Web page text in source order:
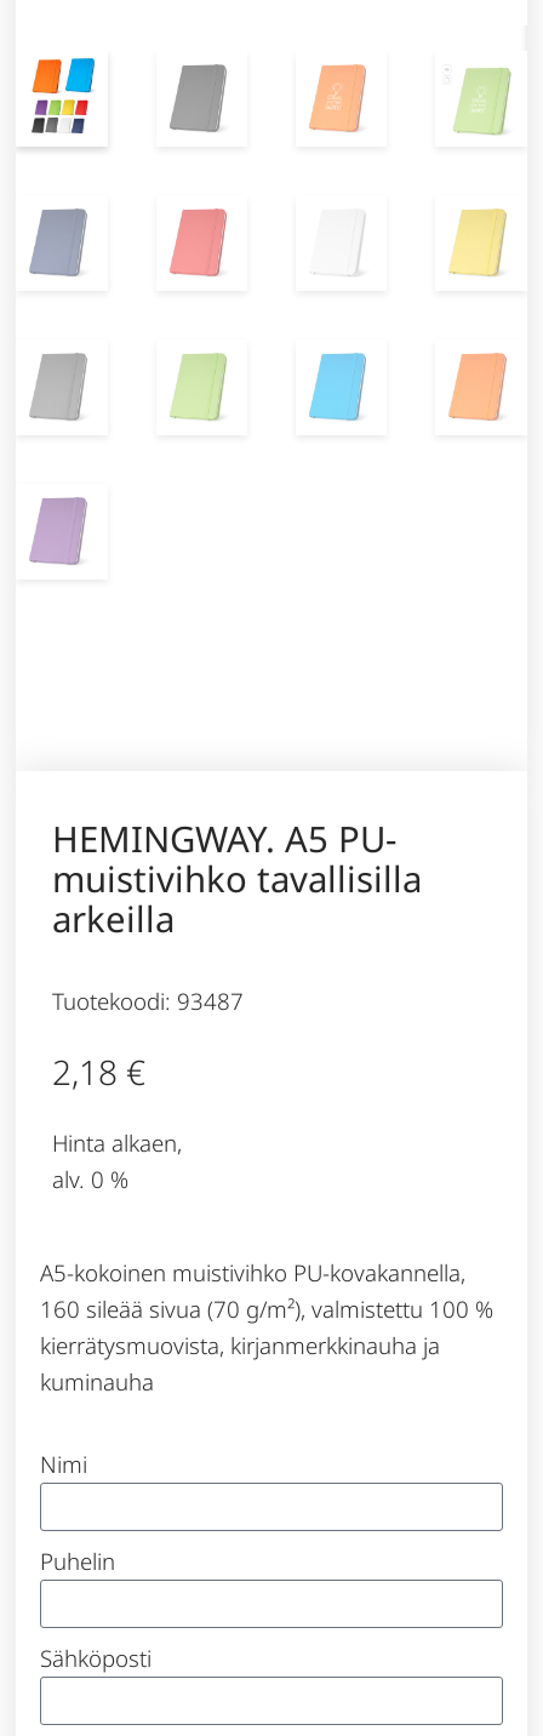
HEMINGWAY. A5 PU-
muistivihko tavallisilla
arkeilla
Tuotekoodi: 93487
2,18 €
Hinta alkaen,
alv. 0 %
A5-kokoinen muistivihko PU-kovakannella,
160 sileää sivua (70 g/m²), valmistettu 100 %
kierrätysmuovista, kirjanmerkkinauha ja
kuminauha
Nimi
Puhelin
Sähköposti